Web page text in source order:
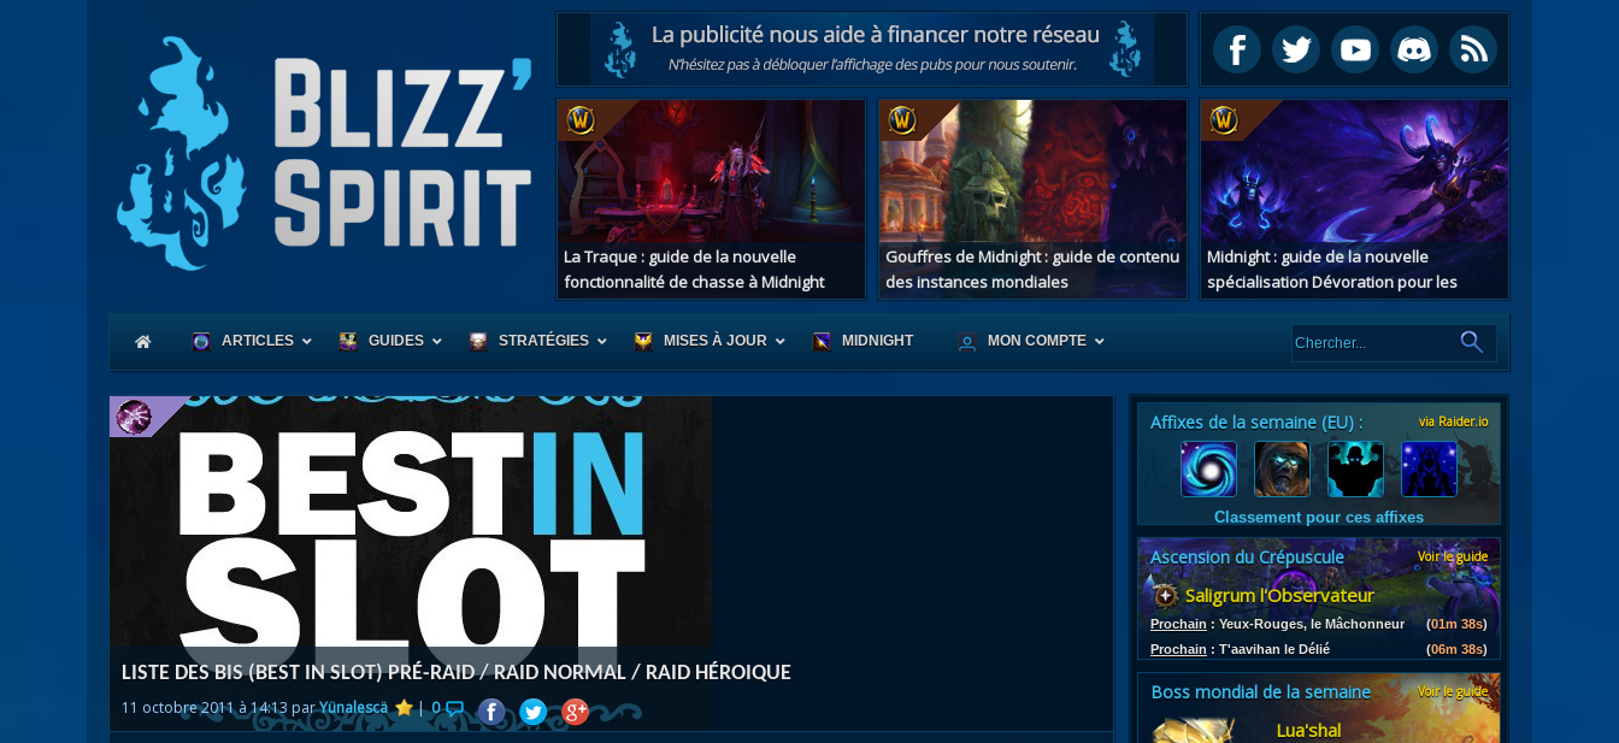
La Traque : guide de la nouvelle
fonctionnalité de chasse à Midnight
Gouffres de Midnight : guide de contenu
des instances mondiales
Midnight : guide de la nouvelle
spécialisation Dévoration pour les
chasseurs de démons
ARTICLES GUIDES
Coeur d'Azeroth
Races alliées
Exploration des îles
Nazjatar
Débloquer le vol
Assauts à Uldum et au Val
Visions horrifiques
Les ensembles d'armures
STRATÉGIES MISES À JOUR MIDNIGHT MON COMPTE
LISTE DES BIS (BEST IN SLOT) PRÉ-RAID / RAID NORMAL / RAID HÉROIQUE
11 octobre 2011 à 14:13 parYünalescä | 0
Affixes de la semaine (EU) : via Raider.io
Classement pour ces affixes
Ascension du Crépuscule Voir le guide
Saligrum l'Observateur
Prochain : Yeux-Rouges, le Mâchonneur (01m 37s)
Prochain : T'aavihan le Délié (06m 37s)
Boss mondial de la semaine Voir le guide
Lua'shal